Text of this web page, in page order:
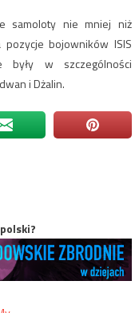
samoloty nie mniej niż
bojowników ISIS
były w szczególności
i Dżalin.